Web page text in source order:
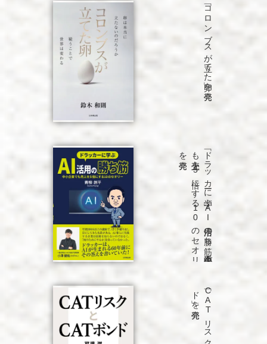
「コロンブスが立てた卵」を発売
「ド
ラ
ッ
カ
ーに
学ぶ
A
I
活用の
勝ち
筋
中小企業で
も
売上を
5
倍に
す
る
1
0
の
セ
オ
リ
ー」
を
発売
発売